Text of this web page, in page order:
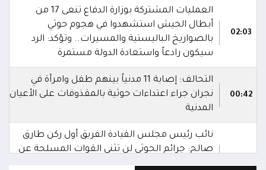
02:03
العمليات المشتركة بوزارة الدفاع تنعى 17 من
أبطال الجيش استشهدوا في هجوم حوثي
بالصواريخ الباليستية والمسيرات.. وتؤكد: الرد
سيكون رادعاً واستعادة الدولة مستمرة
00:42
التحالف: إصابة 11 مدنياً بينهم طفل وامرأة في
نجران جراء اعتداءات حوثية بالمقذوفات على الأعيان
المدنية
نائب رئيس مجلس القيادة الفريق أول ركن طارق
صالح: جرائم الحوثي لن تثني القوات المسلحة عن
أداء واجبها الوطني واستعادة الدولة وعاصمتها